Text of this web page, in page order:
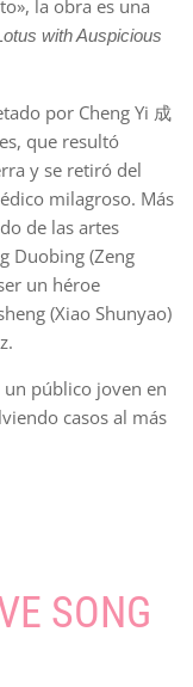
la obra es una
with Auspicious
por Cheng Yi 成
que resultó
y se retiró del
milagroso. Más
de las artes
Duobing (Zeng
un héroe
(Xiao Shunyao)
un público joven en
casos al más
SONG